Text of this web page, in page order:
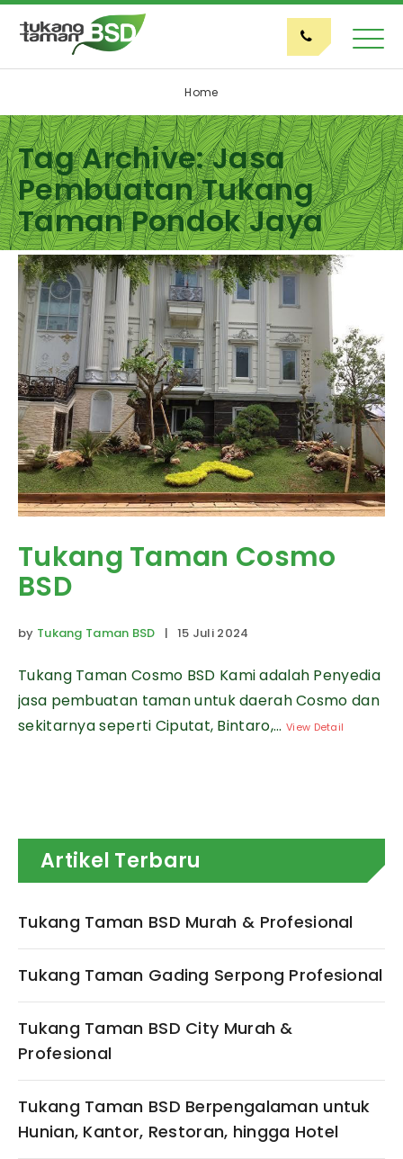
Home
Tag Archive: Jasa
Pembuatan Tukang
Taman Pondok Jaya
Tukang Taman Cosmo
BSD
by Tukang Taman BSD | 15 Juli 2024
Tukang Taman Cosmo BSD Kami adalah Penyedia
jasa pembuatan taman untuk daerah Cosmo dan
sekitarnya seperti Ciputat, Bintaro,... View Detail
Artikel Terbaru
Tukang Taman BSD Murah & Profesional
Tukang Taman Gading Serpong Profesional
Tukang Taman BSD City Murah &
Profesional
Tukang Taman BSD Berpengalaman untuk
Hunian, Kantor, Restoran, hingga Hotel